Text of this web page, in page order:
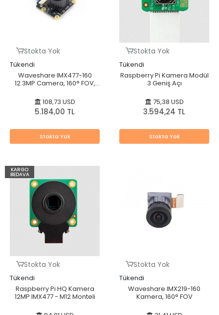
Stokta Yok
Tükendi
Waveshare IMX477-160
12.3MP Camera, 160° FOV,
/ Jetson Nano
108,73 USD
5.184,00 TL
Stokta Yok
Stokta Yok
Tükendi
Raspberry Pi Kamera Modül
3 Geniş Açı
75,38 USD
3.594,24 TL
Stokta Yok
KARGO
BEDAVA
Stokta Yok
Tükendi
Raspberry Pi HQ Kamera
12MP IMX477 - M12 Monteli
Stokta Yok
Tükendi
Waveshare IMX219-160
Kamera, 160° FOV